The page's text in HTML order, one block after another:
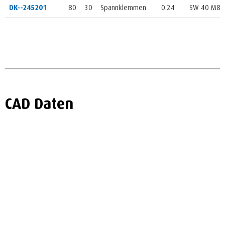
DK--245201
80 30 Spannklemmen 0.24 SW 40 M8
CAD Daten